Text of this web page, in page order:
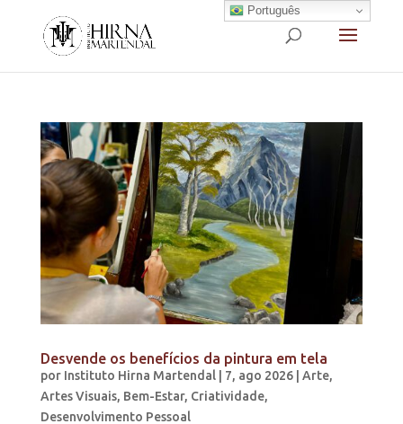
Desvende os benefícios da pintura em tela
por Instituto Hirna Martendal| 7, ago 2026| Arte,
Artes Visuais, Bem-Estar, Criatividade,
Desenvolvimento Pessoal
Português